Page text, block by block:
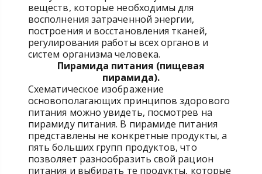
веществ, которые необходимы для
восполнения затраченной энергии,
построения и восстановления тканей,
регулирования работы всех органов и
систем организма человека.
Пирамида питания (пищевая
пирамида).
Схематическое изображение
основополагающих принципов здорового
питания можно увидеть, посмотрев на
пирамиду питания. В пирамиде питания
представлены не конкретные продукты, а
пять больших групп продуктов, что
позволяет разнообразить свой рацион
питания и выбирать те продукты, которые